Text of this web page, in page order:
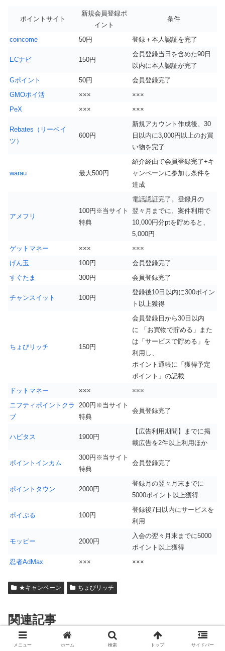
ポイントサイト
新規会員登録ポ
イント
条件
coincome 50円 登録＋本人認証を完了
ECナビ 150円
会員登録当日を含めた90日
以内に本人認証が完了
Gポイント
50円
会員登録完了
GMOポイ活
×××
×××
PeX
××× ×××
Rebates（リーベイ
ツ）
600円
新規アカウント作成後、30
日以内に3,000円以上のお買
い物を完了
warau 最大500円
紹介経由で会員登録完了+キ
ャンペーンに参加し条件を
達成
アメフリ
100円※当サイト
特典
電話認証完了。登録月の
翌々月までに、案件利用で
10,000円分ptを貯めると、
5,000円
ゲットマネー
×××
×××
げん玉
100円
会員登録完了
すぐたま
300円 会員登録完了
チャンスイット 100円
登録後10日以内に300ポイン
ト以上獲得
ちょびリッチ 150円
会員登録日から30日以内
に 「お買物で貯める」また
は「サービスで貯める」を
利用し、
ポイント通帳に「獲得予定
ポイント」の記載
ドットマネー
×××
×××
ニフティポイントクラ
ブ
200円※当サイト
特典
会員登録完了
ハピタス 1900円
【広告利用期間】までに掲
載広告を2件以上利用ほか
ポイントインカム
300円※当サイト
特典
会員登録完了
ポイントタウン 2000円
登録月の翌々月末までに
5000ポイント以上獲得
ポイぷる 100円
登録後7日以内にサービスを
利用
モッピー 2000円
入会の翌々月末までに5000
ポイント以上獲得
忍者AdMax
××× ×××
★キャンペーン ちょびリッチ
関連記事
メニュー ホーム 検索 トップ サイドバー